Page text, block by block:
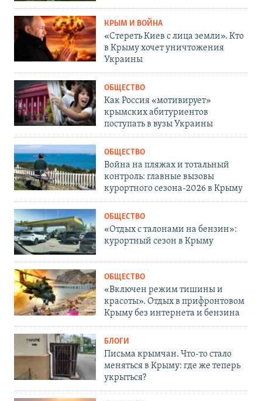
КРЫМ И ВОЙНА
«Стереть Киев с лица земли». Кто
в Крыму хочет уничтожения
Украины
ОБЩЕСТВО
Как Россия «мотивирует»
крымских абитуриентов
поступать в вузы Украины
ОБЩЕСТВО
Война на пляжах и тотальный
контроль: главные вызовы
курортного сезона-2026 в Крыму
ОБЩЕСТВО
«Отдых с талонами на бензин»:
курортный сезон в Крыму
ОБЩЕСТВО
«Включен режим тишины и
красоты». Отдых в прифронтовом
Крыму без интернета и бензина
БЛОГИ
Письма крымчан. Что-то стало
меняться в Крыму: где же теперь
укрыться?